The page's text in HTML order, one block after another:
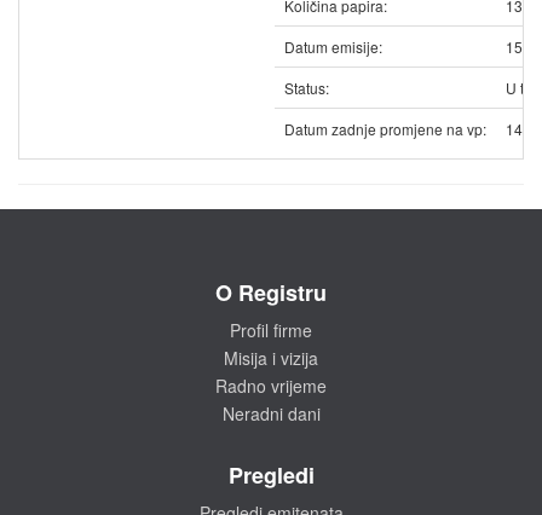
Količina papira:
Datum emisije:
Status:
U
Datum zadnje promjene na vp:
O Registru
Profil firme
Misija i vizija
Radno vrijeme
Neradni dani
Pregledi